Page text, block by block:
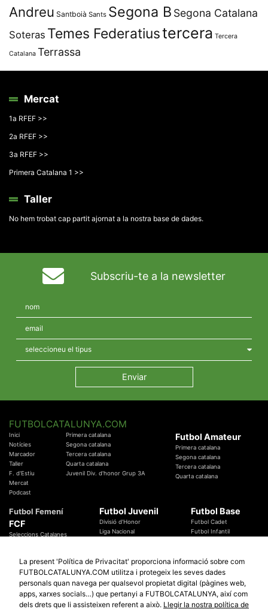
Andreu Santboià Sants Segona B Segona Catalana
Soteras Temes Federatiustercera Tercera
Catalana Terrassa
Mercat
1a RFEF >>
2a RFEF >>
3a RFEF >>
Primera Catalana 1 >>
Taller
No hem trobat cap partit ajornat a la nostra base de dades.
Subscriu-te a la newsletter
FUTBOLCATALUNYA.COM
Inici
Notícies
Marcador
Taller
F. d'Estiu
Mercat
Podcast
Primera catalana
Segona catalana
Tercera catalana
Quarta catalana
Juvenil Div. d'honor Grup 3A
Futbol Amateur
Primera catalana
Segona catalana
Tercera catalana
Quarta catalana
Futbol Femení
FCF
Seleccions Catalanes
Temes Federatius
Futbol Juvenil
Divisió d'Honor
Liga Nacional
Futbol Base
Futbol Cadet
Futbol Infantil
Futbol Catalunya
Promocions
Sortejos
Especials
Copa Catalunya Absoluta 2019
Copa del Rei 2019 - 2020
La present 'Política de Privacitat' proporciona informació sobre com
FUTBOLCATALUNYA.COM utilitza i protegeix les seves dades
personals quan navega per qualsevol propietat digital (pàgines web,
apps, xarxes socials…) que pertanyi a FUTBOLCATALUNYA, així com
dels drets que li assisteixen referent a això. Llegir la nostra política de